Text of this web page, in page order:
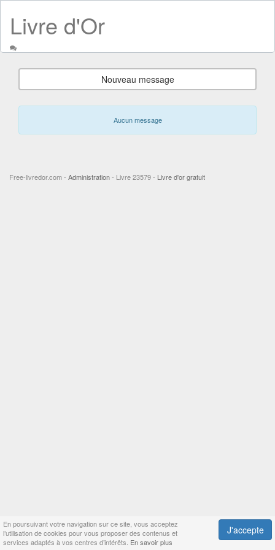
En poursuivant votre navigation sur ce site, vous acceptez
l’utilisation de cookies pour vous proposer des contenus et
services adaptés à vos centres d’intérêts. En savoir plus
J'accepte
Livre d'Or
Nouveau message
Aucun message
Free-livredor.com - Administration- Livre 23579 - Livre d'or gratuit